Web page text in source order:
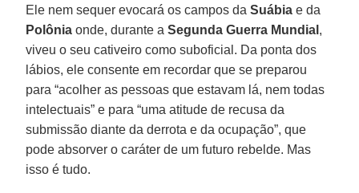
Ele nem sequer evocará os campos daSuábia e da
Polônia onde, durante aSegunda Guerra Mundial ,
viveu o seu cativeiro como suboficial. Da ponta dos
lábios, ele consente em recordar que se preparou
para “acolher as pessoas que estavam lá, nem todas
intelectuais” e para “uma atitude de recusa da
submissão diante da derrota e da ocupação”, que
pode absorver o caráter de um futuro rebelde. Mas
isso é tudo.